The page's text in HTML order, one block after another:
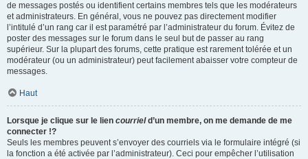
de messages postés ou identifient certains membres tels que les modérateurs
et administrateurs. En général, vous ne pouvez pas directement modifier
l’intitulé d’un rang car il est paramétré par l’administrateur du forum. Évitez de
poster des messages sur le forum dans le seul but de passer au rang
supérieur. Sur la plupart des forums, cette pratique est rarement tolérée et un
modérateur (ou un administrateur) peut facilement abaisser votre compteur de
messages.
Haut
Lorsque je clique sur le lien courrield’un membre, on me demande de me
connecter !?
Seuls les membres peuvent s’envoyer des courriels via le formulaire intégré (si
la fonction a été activée par l’administrateur). Ceci pour empêcher l’utilisation